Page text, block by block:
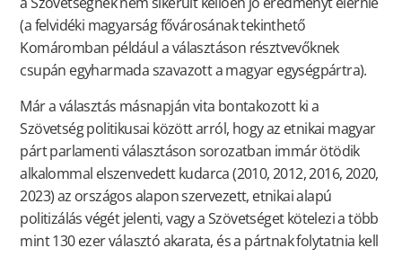
(a felvidéki magyarság fővárosának tekinthető
Komáromban például a választáson résztvevőknek
csupán egyharmada szavazott a magyar egységpártra).
Már a választás másnapján vita bontakozott ki a
Szövetség politikusai között arról, hogy az etnikai magyar
párt parlamenti választáson sorozatban immár ötödik
alkalommal elszenvedett kudarca (2010, 2012, 2016, 2020,
2023) az országos alapon szervezett, etnikai alapú
politizálás végét jelenti, vagy a Szövetséget kötelezi a több
mint 130 ezer választó akarata, és a pártnak folytatnia kell